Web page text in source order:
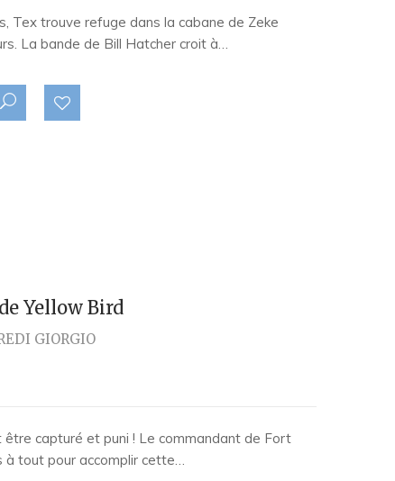
Tex trouve refuge dans la cabane de Zeke
La bande de Bill Hatcher croit à…
Yellow Bird
GIORGIO
capturé et puni ! Le commandant de Fort
à tout pour accomplir cette…